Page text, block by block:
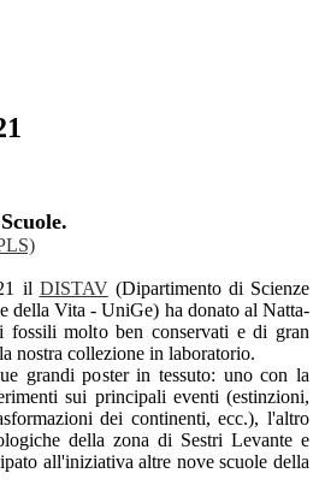
il DISTAV(Dipartimento di Scienze
della Vita - UniGe) ha donato al Natta-
fossili molto ben conservati e di gran
nostra collezione in laboratorio.
grandi poster in tessuto: uno con la
sui principali eventi (estinzioni,
dei continenti, ecc.), l'altro
della zona di Sestri Levante e
all'iniziativa altre nove scuole della